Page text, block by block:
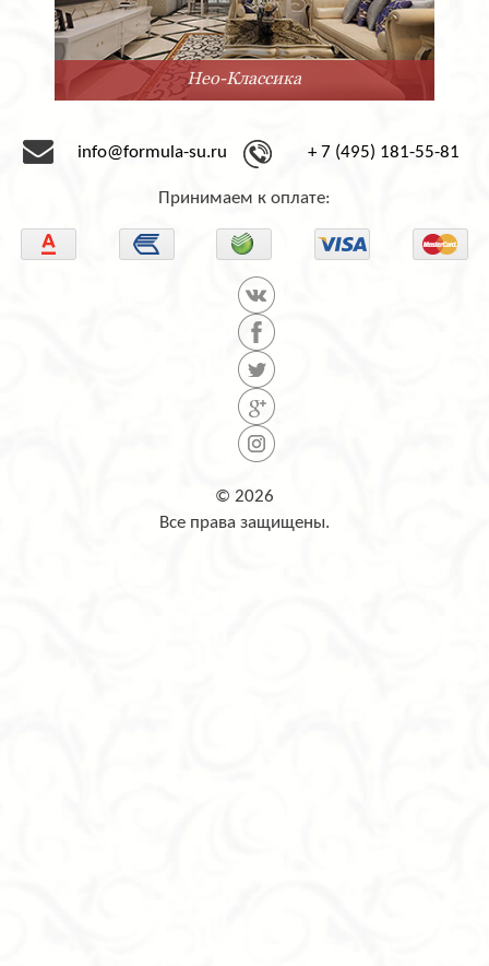
Нео-Классика
info@formula-su.ru + 7 (495) 181-55-81
Принимаем к оплате:
© 2026
Все права защищены.